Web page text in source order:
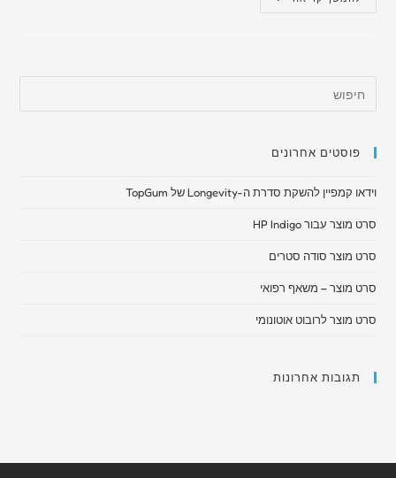
פוסטים אחרונים
וידאו קמפיין להשקת סדרת ה-Longevity של TopGum
סרט מוצר עבור HP Indigo
סרט מוצר סודה סטרים
סרט מוצר – משאף רפואי​
סרט מוצר לרובוט אוטונומי
תגובות אחרונות